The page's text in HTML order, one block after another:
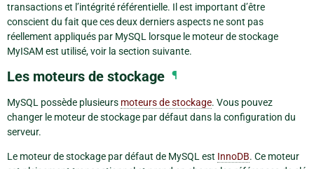
transactions et l’intégrité référentielle. Il est important d’être
conscient du fait que ces deux derniers aspects ne sont pas
réellement appliqués par MySQL lorsque le moteur de stockage
MyISAM est utilisé, voir la section suivante.
Les moteurs de stockage ¶
MySQL possède plusieurs moteurs de stockage. Vous pouvez
changer le moteur de stockage par défaut dans la configuration du
serveur.
Le moteur de stockage par défaut de MySQL est InnoDB. Ce moteur